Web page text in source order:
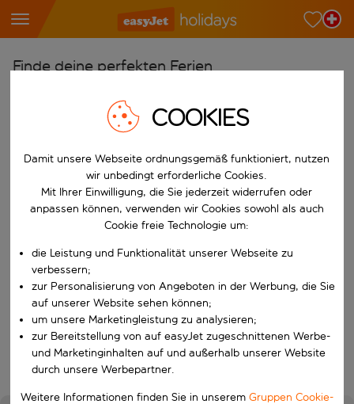
Finde deine perfekten Ferien
Wähle deine Flughäfen
Beginne mit der Eingabe für die automatische
Reiseziele finden
Nach
W&auml;hle ein Ab- und R&uuml;ckflugdatum aus.
Wähle deine Reisedaten
Wann
Wer
Suchen
COOKIES
Damit unsere Webseite ordnungsgemäß funktioniert, nutzen
wir unbedingt erforderliche Cookies.
Mit Ihrer Einwilligung, die Sie jederzeit widerrufen oder
anpassen können, verwenden wir Cookies sowohl als auch
Cookie freie Technologie um:
die Leistung und Funktionalität unserer Webseite zu
verbessern;
zur Personalisierung von Angeboten in der Werbung, die Sie
auf unserer Website sehen können;
um unsere Marketingleistung zu analysieren;
zur Bereitstellung von auf easyJet zugeschnittenen Werbe-
und Marketinginhalten auf und außerhalb unserer Website
durch unsere Werbepartner.
Weitere Informationen finden Sie in unserem Gruppen Cookie-